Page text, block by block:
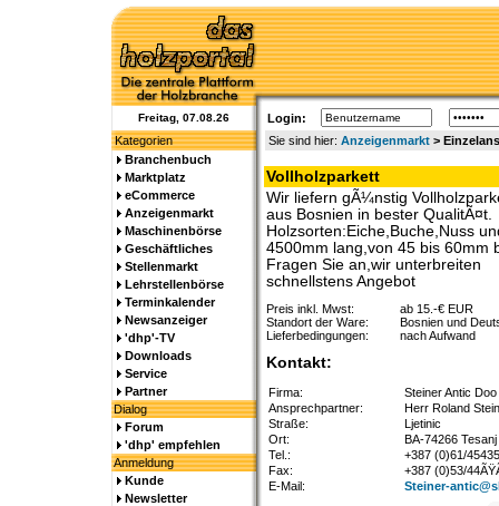
Freitag, 07.08.26
Login:
Kategorien
Sie sind hier: Anzeigenmarkt>
Branchenbuch
Marktplatz
eCommerce
Anzeigenmarkt
Maschinenbörse
Geschäftliches
Stellenmarkt
Lehrstellenbörse
Terminkalender
Newsanzeiger
'dhp'-TV
Downloads
Service
Partner
Dialog
Forum
'dhp' empfehlen
Anmeldung
Kunde
Newsletter
Vollholzparkett
Wir liefern gÃ¼nstig
aus Bosnien in bester QualitÃ¤t.
Holzsorten:Eiche,Buche,Nuss
4500mm lang,von 45 bis 60mm
Fragen Sie an,wir unterbreiten
schnellstens Angebot
Preis inkl. Mwst:
ab 15.-€ EUR
Standort der Ware:
Bosnien und
Lieferbedingungen:
nach Aufwand
Kontakt:
Firma:
Steiner Antic Doo
Ansprechpartner:
Herr Roland
Straße:
Ljetinic
Ort:
BA-74266 Tesanj
Tel.:
+387 (0)61/
Fax:
+387 (0)53/
E-Mail:
Steiner-